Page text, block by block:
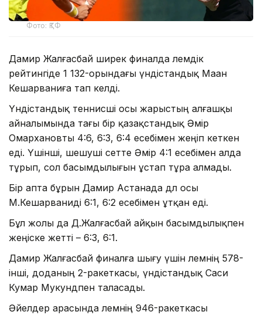
Фото: ҚТФ
Дамир Жалғасбай ширек финалда әлемдік
рейтингіде 1 132-орындағы үндістандық Маан
Кешарваниға тап келді.
Үндістандық теннисші осы жарыстың алғашқы
айналымында тағы бір қазақстандық Әмір
Омархановты 4:6, 6:3, 6:4 есебімен жеңіп кеткен
еді. Үшінші, шешуші сетте Әмір 4:1 есебімен алда
тұрып, сол басымдылығын ұстап тұра алмады.
Бір апта бұрын Дамир Астанада дәл осы
М.Кешарваниді 6:1, 6:2 есебімен ұтқан еді.
Бұл жолы да Д.Жалғасбай айқын басымдылықпен
жеңіске жетті – 6:3, 6:1.
Дамир Жалғасбай финалға шығу үшін әлемнің 578-
інші, доданың 2-ракеткасы, үндістандық Саси
Кумар Мукундпен таласады.
Әйелдер арасында әлемнің 946-ракеткасы